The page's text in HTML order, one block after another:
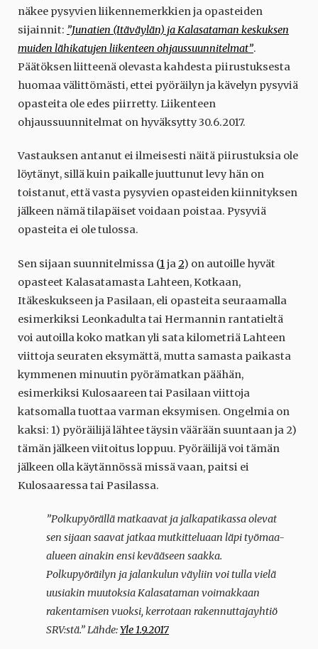
näkee pysyvien liikennemerkkien ja opasteiden
sijainnit: ”Junatien (Itäväylän) ja Kalasataman keskuksen
muiden lähikatujen liikenteen ohjaussuunnitelmat”.
Päätöksen liitteenä olevasta kahdesta piirustuksesta
huomaa välittömästi, ettei pyöräilyn ja kävelyn pysyviä
opasteita ole edes piirretty. Liikenteen
ohjaussuunnitelmat on hyväksytty 30.6.2017.
Vastauksen antanut ei ilmeisesti näitä piirustuksia ole
löytänyt, sillä kuin paikalle juuttunut levy hän on
toistanut, että vasta pysyvien opasteiden kiinnityksen
jälkeen nämä tilapäiset voidaan poistaa. Pysyviä
opasteita ei ole tulossa.
Sen sijaan suunnitelmissa (1ja2) on autoille hyvät
opasteet Kalasatamasta Lahteen, Kotkaan,
Itäkeskukseen ja Pasilaan, eli opasteita seuraamalla
esimerkiksi Leonkadulta tai Hermannin rantatieltä
voi autoilla koko matkan yli sata kilometriä Lahteen
viittoja seuraten eksymättä, mutta samasta paikasta
kymmenen minuutin pyörämatkan päähän,
esimerkiksi Kulosaareen tai Pasilaan viittoja
katsomalla tuottaa varman eksymisen. Ongelmia on
kaksi: 1) pyöräilijä lähtee täysin väärään suuntaan ja 2)
tämän jälkeen viitoitus loppuu. Pyöräilijä voi tämän
jälkeen olla käytännössä missä vaan, paitsi ei
Kulosaaressa tai Pasilassa.
”Polkupyörällä matkaavat ja jalkapatikassa olevat
sen sijaan saavat jatkaa mutkitteluaan läpi työmaa-
alueen ainakin ensi kevääseen saakka.
Polkupyöräilyn ja jalankulun väyliin voi tulla vielä
uusiakin muutoksia Kalasataman voimakkaan
rakentamisen vuoksi, kerrotaan rakennuttajayhtiö
SRV:stä.”Lähde:Yle 1.9.2017